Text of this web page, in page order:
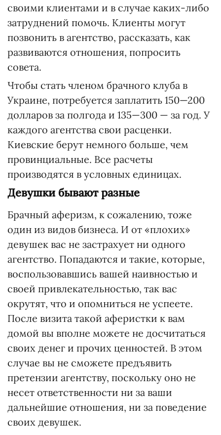
своими клиентами и в случае каких-либо
затруднений помочь. Клиенты могут
позвонить в агентство, рассказать, как
развиваются отношения, попросить
совета.
Чтобы стать членом брачного клуба в
Украине, потребуется заплатить 150—200
долларов за полгода и 135—300 — за год. У
каждого агентства свои расценки.
Киевские берут немного больше, чем
провинциальные. Все расчеты
производятся в условных единицах.
Девушки бывают разные
Брачный аферизм, к сожалению, тоже
один из видов бизнеса. И от «плохих»
девушек вас не застрахует ни одного
агентство. Попадаются и такие, которые,
воспользовавшись вашей наивностью и
своей привлекательностью, так вас
окрутят, что и опомниться не успеете.
После визита такой аферистки к вам
домой вы вполне можете не досчитаться
своих денег и прочих ценностей. В этом
случае вы не сможете предъявить
претензии агентству, поскольку оно не
несет ответственности ни за ваши
дальнейшие отношения, ни за поведение
своих девушек.